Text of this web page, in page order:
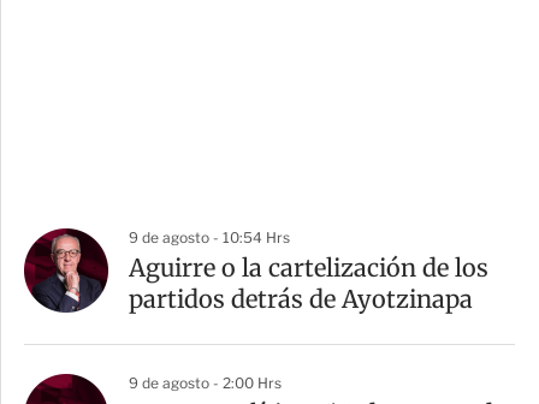
9 de agosto - 10:54 Hrs
Aguirre o la cartelización de los
partidos detrás de Ayotzinapa
9 de agosto - 2:00 Hrs